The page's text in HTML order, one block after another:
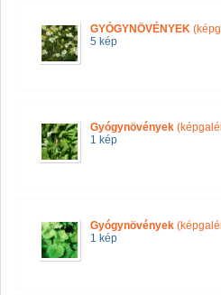
GYÓGYNÖVÉNYEK
5 kép
Gyógynövények
1 kép
Gyógynövények
1 kép